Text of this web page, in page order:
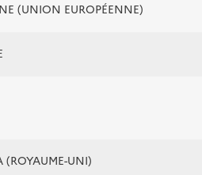
(UNION EUROPÉENNE)
(ROYAUME-UNI)